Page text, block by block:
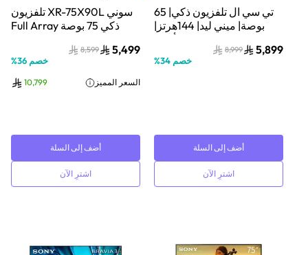
تي سي ال تلفزيون ذكي| 65
بوصة| ميني ليد| 144هرتز|
أسود
5,899
8,999
خصم 34
%
أضف إلى السلة
اشترِ الآن
سوني XR-75X90L تلفزيون
ذكي 75 بوصة Full Array
ونظام Google TV
5,499
8,599
خصم 36
%
السعر المميز 10,799
أضف إلى السلة
اشترِ الآن